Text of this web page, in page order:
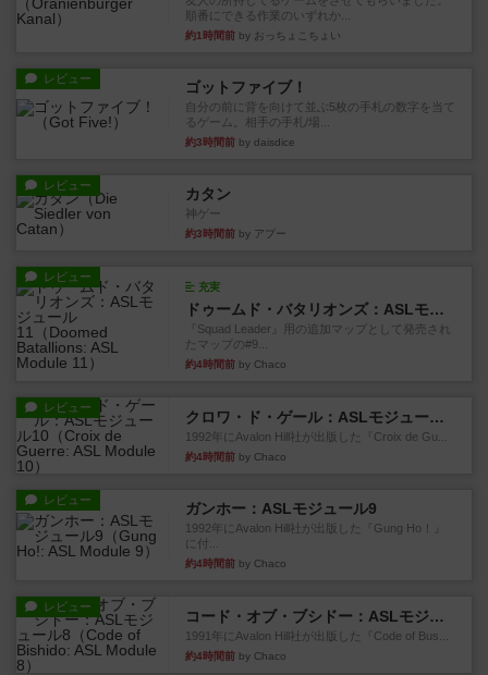
順番にできる作業のいずれか...
約1時間前 by おっちょこちょい
レビュー ゴットファイブ！
自分の前に背を向けて並ぶ5枚の手札の数字を当て
るゲーム。相手の手札/場...
約3時間前 by daisdice
レビュー カタン
神ゲー
約3時間前 by アプー
レビュー
充実
ドゥームド・バタリオンズ：ASLモジュール11
『Squad Leader』用の追加マップとして発売され
たマップの#9...
約4時間前 by Chaco
レビュー
クロワ・ド・ゲール：ASLモジュール10
1992年にAvalon Hill社が出版した『Croix de Gu...
約4時間前 by Chaco
レビュー ガンホー：ASLモジュール9
1992年にAvalon Hill社が出版した『Gung Ho！』
に付...
約4時間前 by Chaco
レビュー
コード・オブ・ブシドー：ASLモジュール8
1991年にAvalon Hill社が出版した『Code of Bus...
約4時間前 by Chaco